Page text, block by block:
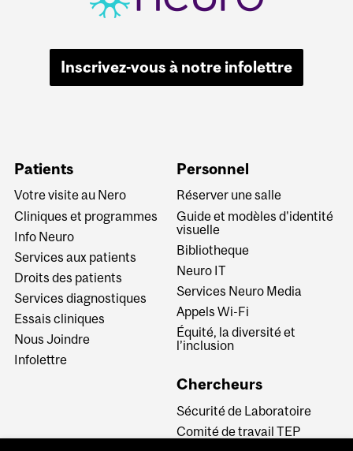
Inscrivez-vous à notre infolettre
Patients
Votre visite au Nero
Cliniques et programmes
Info Neuro
Services aux patients
Droits des patients
Services diagnostiques
Essais cliniques
Nous Joindre
Infolettre
Personnel
Réserver une salle
Guide et modèles d'identité
visuelle
Bibliotheque
Neuro IT
Services Neuro Media
Appels Wi-Fi
Équité, la diversité et
l’inclusion
Chercheurs
Sécurité de Laboratoire
Comité de travail TEP